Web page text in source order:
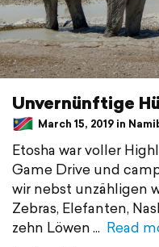
Unvernünftige
March 15, 2019 in
Etosha war voller
Game Drive und
wir nebst unzähligen
Zebras, Elefanten,
zehn Löwen
Read